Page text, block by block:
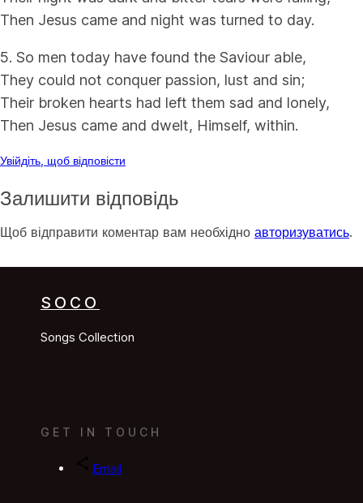
Then Jesus came and night was turned to day.
5. So men today have found the Saviour able,
They could not conquer passion, lust and sin;
Their broken hearts had left them sad and lonely,
Then Jesus came and dwelt, Himself, within.
Увійдіть, щоб відповісти
Залишити відповідь
Щоб відправити коментар вам необхідно авторизуватись.
SOCO
Songs Collection
GET IN TOUCH
Email